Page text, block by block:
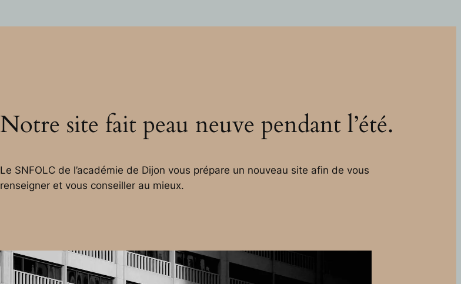
Notre site fait peau neuve pendant l’été.
Le SNFOLC de l’académie de Dijon vous prépare un nouveau site afin de vous
renseigner et vous conseiller au mieux.